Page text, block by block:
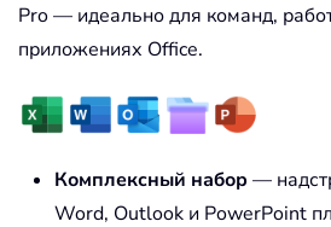
Pro — идеально для команд,
приложениях Office.
Комплексный набор —
Word, Outlook и PowerPoint